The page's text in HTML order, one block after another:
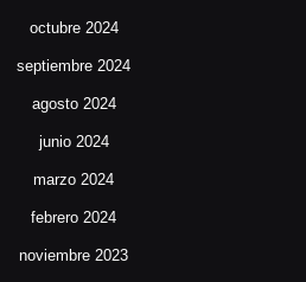
octubre 2024
septiembre 2024
agosto 2024
junio 2024
marzo 2024
febrero 2024
noviembre 2023